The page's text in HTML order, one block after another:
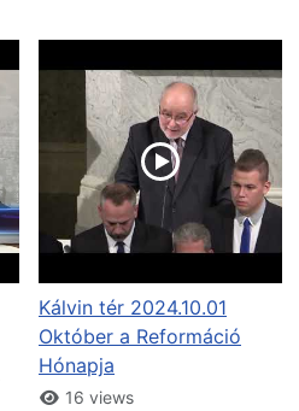
Kálvin tér 2024.10.01
Október a Reformáció
Hónapja
16 views